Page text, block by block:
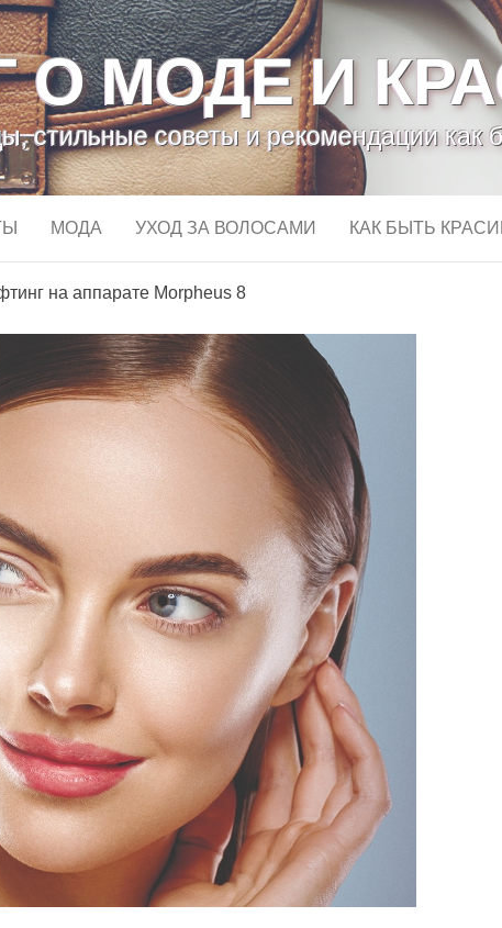
О МОДЕ И
стильные советы и рекомендации как
МОДА УХОД ЗА ВОЛОСАМИ КАК БЫТЬ
на аппарате Morpheus 8